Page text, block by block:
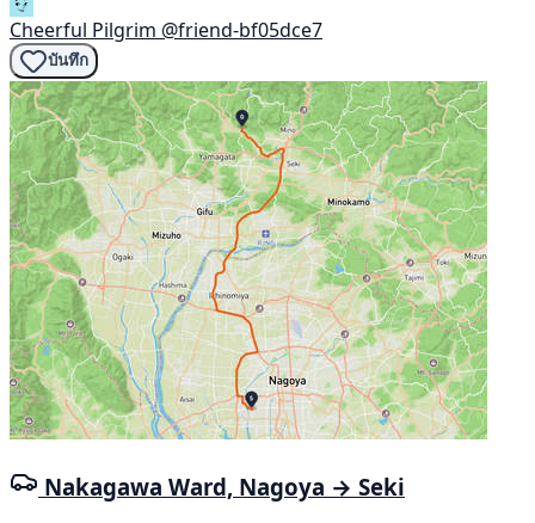
Cheerful Pilgrim @friend-bf05dce7
บันทึก
Nakagawa Ward, Nagoya → Seki